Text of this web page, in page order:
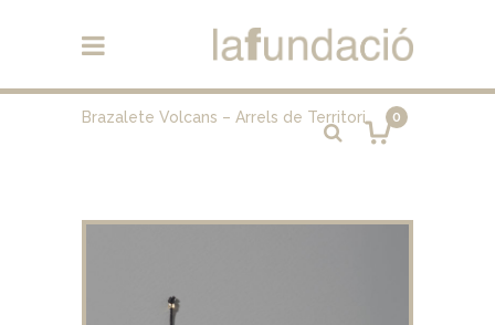
0
Brazalete Volcans – Arrels de Territori